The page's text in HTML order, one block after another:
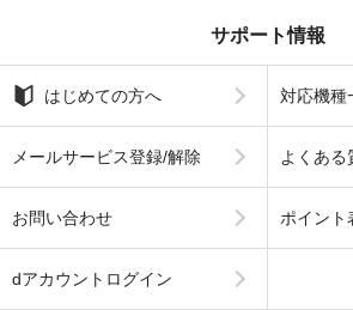
サポート情報
はじめての方へ 対応機種
メールサービス登録/解除 よくある
お問い合わせ ポイント
dアカウントログイン